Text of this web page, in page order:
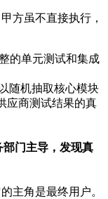
方虽不直接执行，
的单元测试和集成
随机抽取核心模块
应商测试结果的真
门主导，发现真
主角是最终用户。